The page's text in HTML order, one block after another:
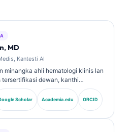
MD
Kantesti AI
minangka ahli hematologi klinis lan
tersertifikasi dewan, kanthi
saka 15 taun ing bidang
lan analisis klinis sing
Chief Medical Officer ing
Scholar Academia.edu ORCID